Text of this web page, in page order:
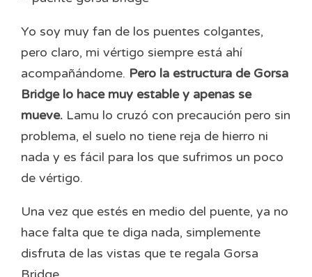
Yo soy muy fan de los puentes colgantes,
pero claro, mi vértigo siempre está ahí
acompañándome. Pero la estructura de Gorsa
Bridge lo hace muy estable y apenas se
mueve. Lamu lo cruzó con precaución pero sin
problema, el suelo no tiene reja de hierro ni
nada y es fácil para los que sufrimos un poco
de vértigo.
Una vez que estés en medio del puente, ya no
hace falta que te diga nada, simplemente
disfruta de las vistas que te regala Gorsa